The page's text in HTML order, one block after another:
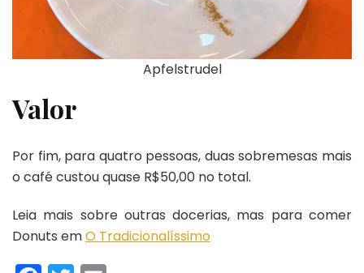
Apfelstrudel
Valor
Por fim, para quatro pessoas, duas sobremesas mais
o café custou quase R$50,00 no total.
Leia mais sobre outras docerias, mas para comer
Donuts emO Tradicionalíssimo